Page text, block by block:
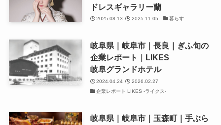
ドレスギャラリー蘭
2025.08.13 2025.11.05 暮らす
岐阜県｜岐阜市｜長良｜ぎふ旬の
企業レポート｜LIKES
岐阜グランドホテル
2024.04.24
2026.02.27
企業レポート LIKES -ライクス-
岐阜県｜岐阜市｜玉森町｜手ぶら